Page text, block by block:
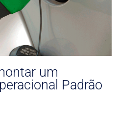
um
Padrão